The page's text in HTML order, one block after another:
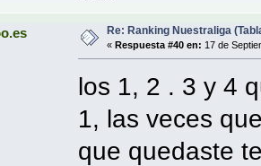
Re: Ranking Nuestraliga
«Respuesta #40 en: 17 de
los 1, 2 . 3 y 4
1, las veces
que quedaste